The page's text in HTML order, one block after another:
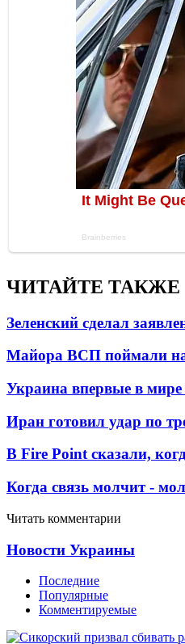
ЧИТАЙТЕ ТАКЖЕ
Зеленский сделал
Майора ВСП поймали
Украина впервые в
Иран готовил удар по
В Fire Point сказали,
Когда связь молчит -
Читать комментарии
Новости Украины
Последние
Популярные
Комментируемые